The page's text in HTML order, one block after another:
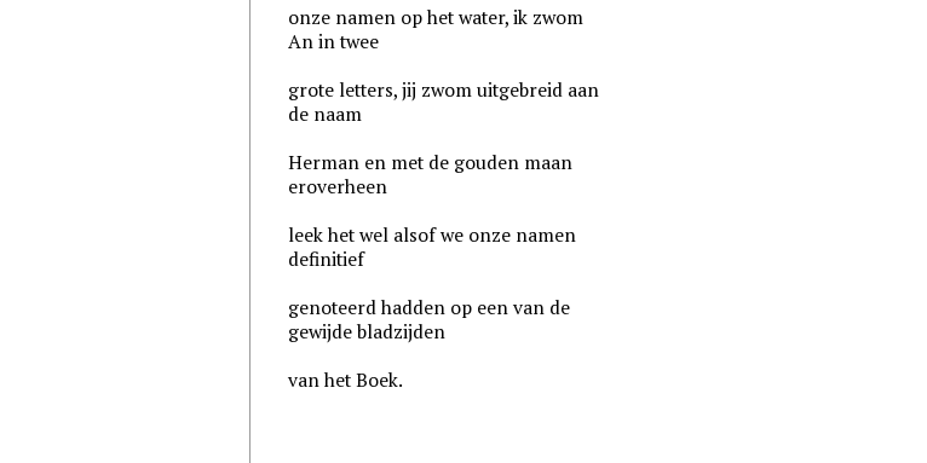
onze namen op het water, ik zwom
An in twee
grote letters, jij zwom uitgebreid aan
de naam
Herman en met de gouden maan
eroverheen
leek het wel alsof we onze namen
definitief
genoteerd hadden op een van de
gewijde bladzijden
van het Boek.